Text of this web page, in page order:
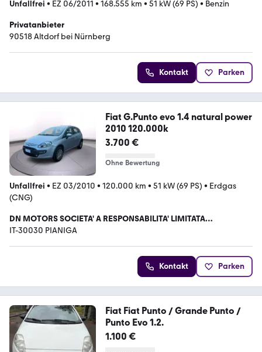
Unfallfrei • EZ 06/2011 • 168.555 km • 51 kW (69 PS) • Benzin
Privatanbieter
90518 Altdorf bei Nürnberg
Kontakt Parken
Fiat G.Punto evo 1.4 natural power
2010 120.000k
3.700 €
Ohne Bewertung
Unfallfrei • EZ 03/2010 • 120.000 km • 51 kW (69 PS) • Erdgas
(CNG)
DN MOTORS SOCIETA' A RESPONSABILITA' LIMITATA
SEMPLIFICATA
IT-30030 PIANIGA
Kontakt Parken
Fiat Fiat Punto / Grande Punto /
Punto Evo 1.2.
1.100 €